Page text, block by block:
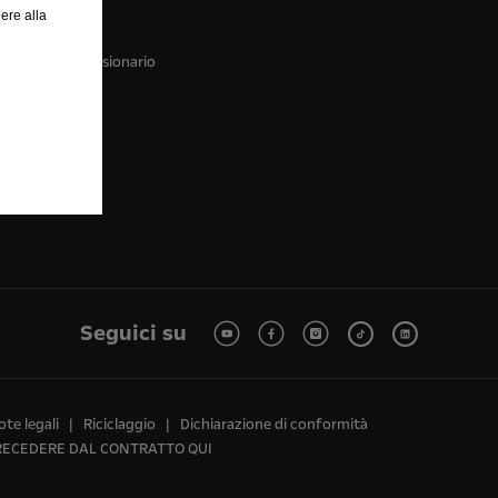
il concessionario
Seguici su
legali Riciclaggio
Dichiarazione di conformità
DAL CONTRATTO QUI
alla